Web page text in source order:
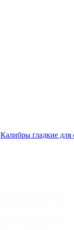
Калибры гладкие для